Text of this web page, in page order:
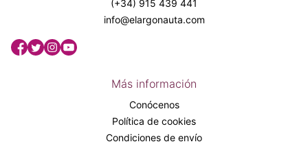
(+34) 915 439 441
info@elargonauta.com
Más información
Conócenos
Política de cookies
Condiciones de envío